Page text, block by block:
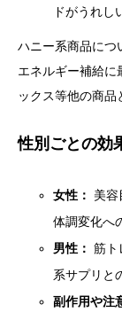
ドがうれし
ハニー系商品につ
エネルギー補給に
ックス等他の商品
性別ごとの効
女性：
美容
体調変化へ
男性： 筋ト
系サプリと
副作用や注